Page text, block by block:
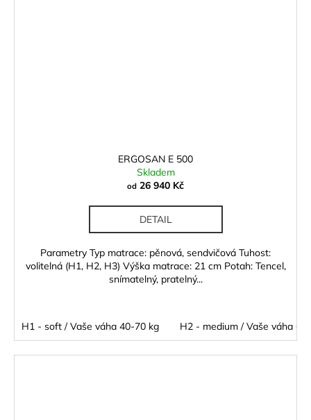
ERGOSAN E 500
Skladem
od 26 940 Kč
DETAIL
Parametry Typ matrace: pěnová, sendvičová Tuhost:
volitelná (H1, H2, H3) Výška matrace: 21 cm Potah: Tencel,
snímatelný, pratelný...
H1 - soft / Vaše váha 40-70 kg H2 - medium / Vaše váha 60